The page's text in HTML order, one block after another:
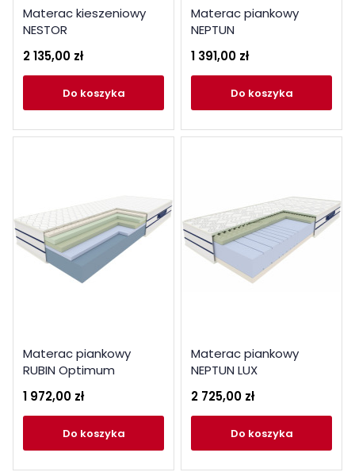
Materac kieszeniowy
NESTOR
2 135,00 zł
do koszyka
Materac piankowy
NEPTUN
1 391,00 zł
do koszyka
Materac piankowy
RUBIN Optimum
1 972,00 zł
do koszyka
Materac piankowy
NEPTUN LUX
2 725,00 zł
do koszyka